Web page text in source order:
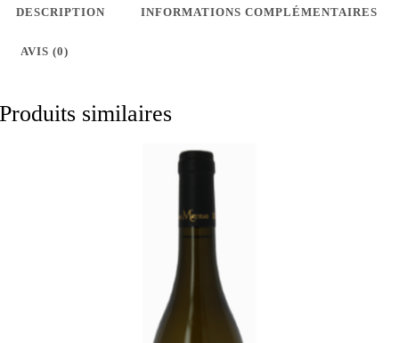
2023
favori
DESCRIPTION INFORMATIONS COMPLÉMENTAIRES
AVIS (0)
Produits similaires